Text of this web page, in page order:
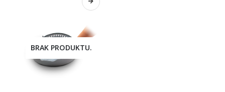
BRAK PRODUKTU.